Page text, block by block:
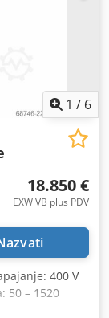
1 / 6
18.850 €
EXW VB plus PDV
400 V
50 – 1520